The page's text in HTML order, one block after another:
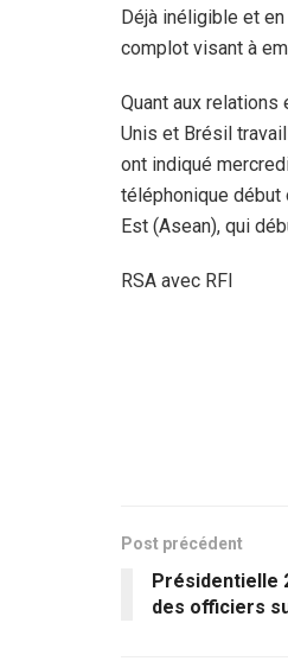
Déjà inéligible et
complot visant à
Quant aux
Unis et Brésil
ont indiqué
téléphonique début
Est (Asean), qui
RSA avec RFI
Post précédent
Présidentielle
des officiers